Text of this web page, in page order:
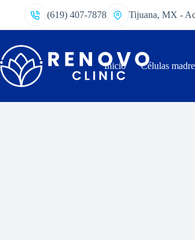
(619) 407-7878 Tijuana, MX -
Inicio Células madre